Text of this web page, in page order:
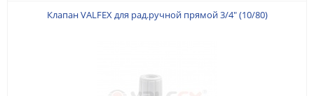
Клапан VALFEX для рад.ручной прямой 3/4" (10/80)